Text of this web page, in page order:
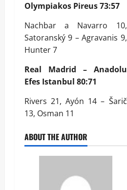
Olympiakos Pireus 73:57
Nachbar a Navarro 10,
Satoranský 9 – Agravanis 9,
Hunter 7
Real Madrid – Anadolu
Efes Istanbul 80:71
Rivers 21, Ayón 14 – Šarič
13, Osman 11
ABOUT THE AUTHOR